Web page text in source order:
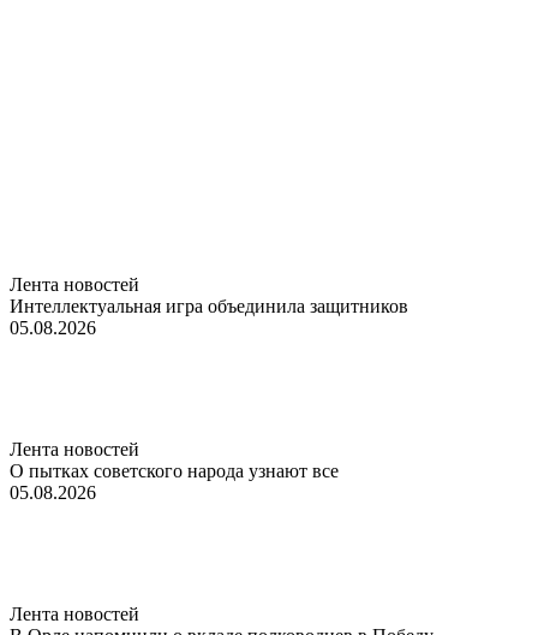
Лента новостей
Интеллектуальная игра объединила защитников
05.08.2026
Лента новостей
О пытках советского народа узнают все
05.08.2026
Лента новостей